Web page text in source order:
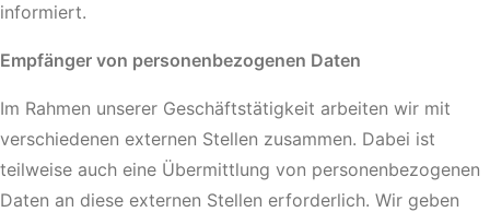
informiert.
Empfänger von personenbezogenen Daten
Im Rahmen unserer Geschäftstätigkeit arbeiten wir mit
verschiedenen externen Stellen zusammen. Dabei ist
teilweise auch eine Übermittlung von personenbezogenen
Daten an diese externen Stellen erforderlich. Wir geben